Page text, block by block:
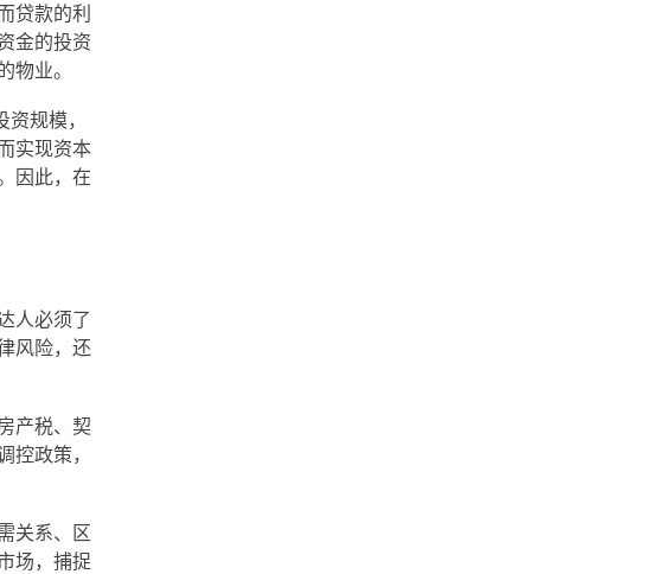
贷款的利
金的投资
物业。
规模，
实现资本
因此，在
人必须了
风险，还
产税、契
政策，
关系、区
场，捕捉